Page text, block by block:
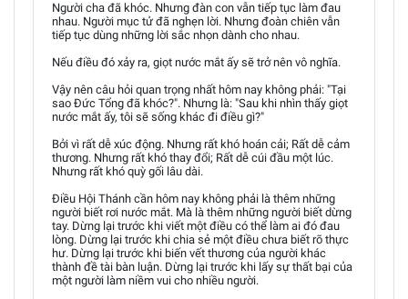
Người cha đã khóc. Nhưng đàn con vẫn tiếp tục làm đau
nhau. Người mục tử đã nghẹn lời. Nhưng đoàn chiên vẫn
tiếp tục dùng những lời sắc nhọn dành cho nhau.
Nếu điều đó xảy ra, giọt nước mắt ấy sẽ trở nên vô nghĩa.
Vậy nên câu hỏi quan trọng nhất hôm nay không phải: "Tại
sao Đức Tổng đã khóc?". Nhưng là: "Sau khi nhìn thấy giọt
nước mắt ấy, tôi sẽ sống khác đi điều gì?"
Bởi vì rất dễ xúc động. Nhưng rất khó hoán cải; Rất dễ cảm
thương. Nhưng rất khó thay đổi; Rất dễ cúi đầu một lúc.
Nhưng rất khó quỳ gối lâu dài.
Điều Hội Thánh cần hôm nay không phải là thêm những
người biết rơi nước mắt. Mà là thêm những người biết dừng
tay. Dừng lại trước khi viết một điều có thể làm ai đó đau
lòng. Dừng lại trước khi chia sẻ một điều chưa biết rõ thực
hư. Dừng lại trước khi biến vết thương của người khác
thành đề tài bàn luận. Dừng lại trước khi lấy sự thất bại của
một người làm niềm vui cho nhiều người.